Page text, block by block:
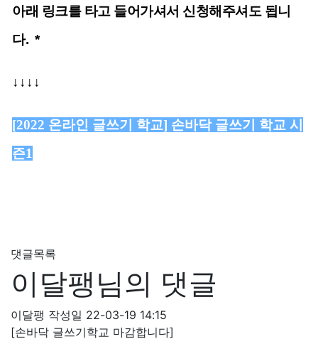
아래 링크를 타고 들어가셔서 신청해주셔도 됩니
다. *
↓ ↓ ↓ ↓
[2022 온라인 글쓰기 학교] 손바닥 글쓰기 학교 시
즌1
댓글목록
이달팽님의 댓글
이달팽 작성일 22-03-19 14:15
[손바닥 글쓰기학교 마감합니다]